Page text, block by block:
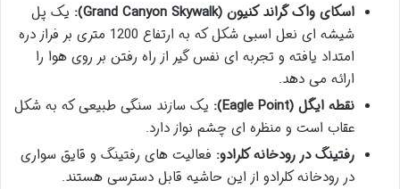
اسکای واک گراند کنیون (Grand Canyon Skywalk):
یک پل
شیشه ای نعل اسبی شکل که به ارتفاع 1200 متری بر فراز دره
امتداد یافته و تجربه ای نفس گیر از راه رفتن بر روی هوا را
ارائه می دهد.
نقطه ایگل (Eagle Point):
یک سازند سنگی طبیعی که به شکل
عقاب است و منظره ای چشم نواز دارد.
رفتینگ در رودخانه کلرادو: فعالیت های رفتینگ و قایق سواری
در رودخانه کلرادو از این حاشیه قابل دسترسی هستند.